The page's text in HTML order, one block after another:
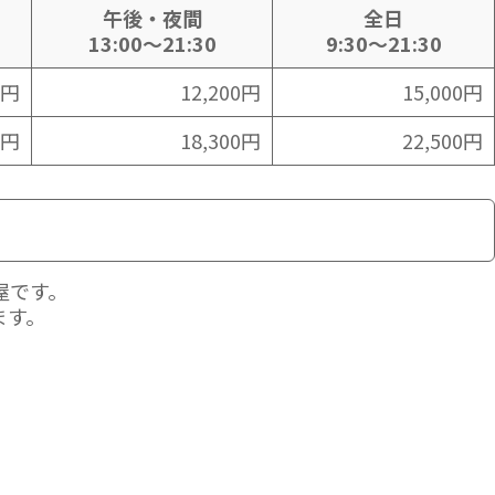
午後・夜間
13:00～21:30
全日
9:30～21:30
12,200円
15,000円
18,300円 22,500円
す。
。